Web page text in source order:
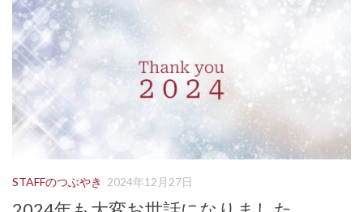
STAFFのつぶやき 2024年12月27日